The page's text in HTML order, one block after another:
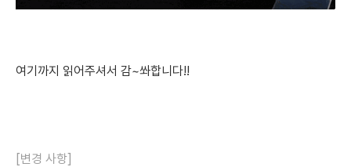
여기까지 읽어주셔서 감~쏴합니다!!
[변경 사항]